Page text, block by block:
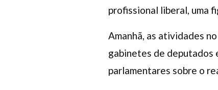
profissional liberal, uma
Amanhã, as atividades
gabinetes de deputados
parlamentares sobre o